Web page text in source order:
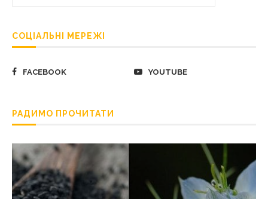
СОЦІАЛЬНІ МЕРЕЖІ
FACEBOOK YOUTUBE
РАДИМО ПРОЧИТАТИ